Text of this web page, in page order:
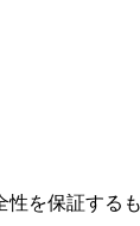
を保証する